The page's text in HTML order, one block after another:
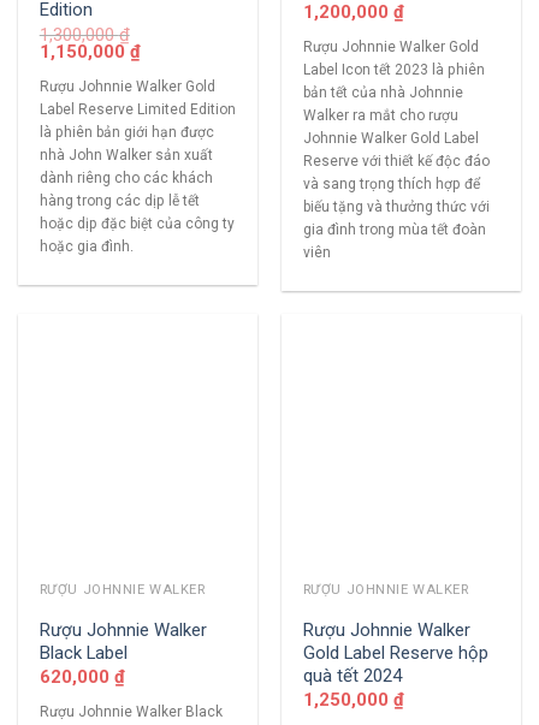
Edition
1,300,000₫
1,150,000₫
Rượu Johnnie Walker Gold
Label Reserve Limited Edition
là phiên bản giới hạn được
nhà John Walker sản xuất
dành riêng cho các khách
hàng trong các dịp lễ tết
hoặc dịp đặc biệt của công ty
hoặc gia đình.
1,200,000 ₫
Rượu Johnnie Walker Gold
Label Icon tết 2023 là phiên
bản tết của nhà Johnnie
Walker ra mắt cho rượu
Johnnie Walker Gold Label
Reserve với thiết kế độc đáo
và sang trọng thích hợp để
biếu tặng và thưởng thức với
gia đình trong mùa tết đoàn
viên
RƯỢU JOHNNIE WALKER
Rượu Johnnie Walker
Black Label
620,000 ₫
Rượu Johnnie Walker Black
RƯỢU JOHNNIE WALKER
Rượu Johnnie Walker
Gold Label Reserve hộp
quà tết 2024
1,250,000 ₫